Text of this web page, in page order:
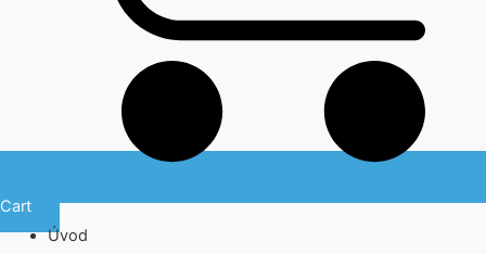
Cart
Úvod